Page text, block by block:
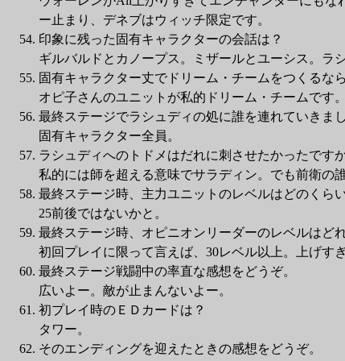
ー止まり、デネブはウィッチ限定です。
印象に残った固有キャラクターの会話は？
ギルバルドとカノープス。ミザールとユーシス。ラ
固有キャラクター丈でドリーム・チームをつくるな
オピ子さんのユニットが私的ドリーム・チームです。
最終ステージでラシュディの処に誰を連れていきま
固有キャラクター全員。
ラシュディへのトドメはだれに刺させたかったです
私的には師を超える意味でサラディン。でも前衛の
最終ステージ時、主力ユニットのレベルはどのくら
25前後ではないかと。
最終ステージ時、オピニオンリーダーのレベルはど
初回プレイに限って言えば、30レベル以上。上げすぎ
最終ステージ戦闘中の率直な感想をどうぞ。
広いよー。敵が止まんないよー。
初プレイ時のＥＤカードは？
タワー。
そのエンディングを迎えたときの感想をどうぞ。